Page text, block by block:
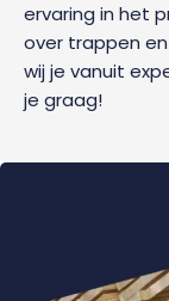
ervaring in het
over trappen
wij je vanuit
je graag!